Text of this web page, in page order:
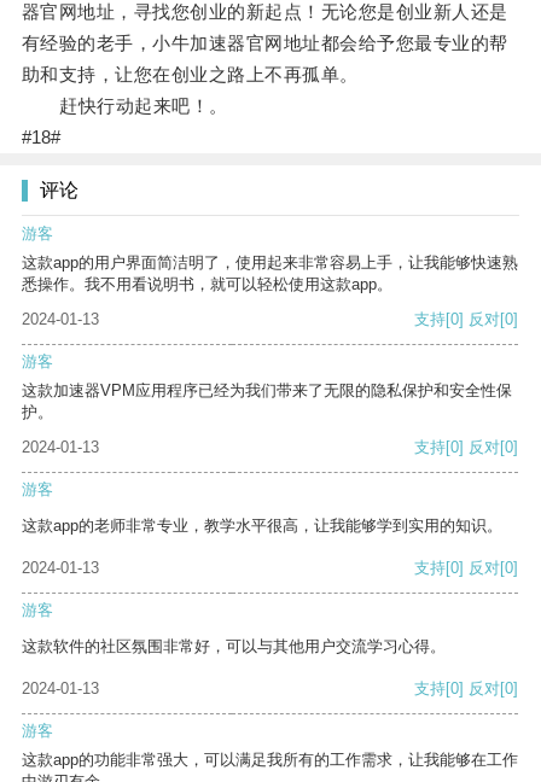
器官网地址，寻找您创业的新起点！无论您是创业新人还是
有经验的老手，小牛加速器官网地址都会给予您最专业的帮
助和支持，让您在创业之路上不再孤单。
赶快行动起来吧！。
#18#
评论
游客
这款app的用户界面简洁明了，使用起来非常容易上手，让我能够快速熟
悉操作。我不用看说明书，就可以轻松使用这款app。
2024-01-13
支持[0] 反对[0]
游客
这款加速器VPM应用程序已经为我们带来了无限的隐私保护和安全性保
护。
2024-01-13
支持[0] 反对[0]
游客
这款app的老师非常专业，教学水平很高，让我能够学到实用的知识。
2024-01-13 支持[0] 反对[0]
游客
这款软件的社区氛围非常好，可以与其他用户交流学习心得。
2024-01-13 支持[0] 反对[0]
游客
这款app的功能非常强大，可以满足我所有的工作需求，让我能够在工作